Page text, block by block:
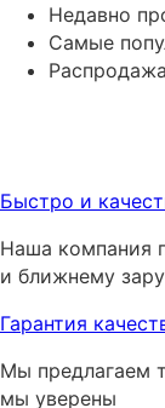
Недавно
Самые
Распродажа
Быстро и
Наша компания
и ближнему
Гарантия
Мы предлагаем
мы уверены